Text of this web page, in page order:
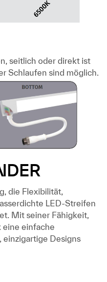
seitlich oder direkt ist
Schlaufen sind möglich.
die Flexibilität,
LED-Streifen
Mit seiner Fähigkeit,
eine einfache
einzigartige Designs